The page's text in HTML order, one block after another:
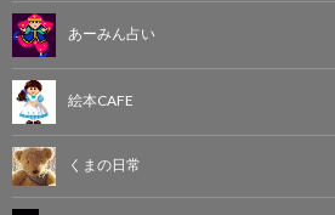
あーみん占い
絵本CAFE
くまの日常